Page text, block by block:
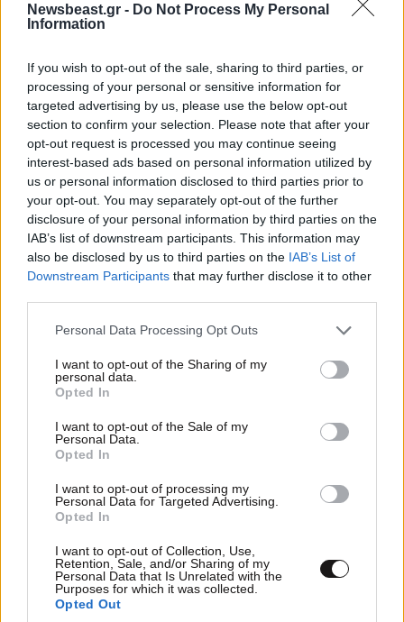
Newsbeast.gr - Do Not Process My Personal
Information
If you wish to opt-out of the sale, sharing to third parties, or
processing of your personal or sensitive information for
targeted advertising by us, please use the below opt-out
section to confirm your selection. Please note that after your
opt-out request is processed you may continue seeing
interest-based ads based on personal information utilized by
us or personal information disclosed to third parties prior to
your opt-out. You may separately opt-out of the further
disclosure of your personal information by third parties on the
IAB’s list of downstream participants. This information may
also be disclosed by us to third parties on the IAB’s List of
Downstream Participants that may further disclose it to other
Please note that this website/app uses one or more Google
not limited to your visit or usage behaviour. You may click to
grant or deny consent to Google and its third-party tags to
use your data for below specified purposes in below Google
consent section.
Personal Data Processing Opt Outs
I want to opt-out of the Sharing of my
personal data.
Opted In
I want to opt-out of the Sale of my
Personal Data.
Opted In
I want to opt-out of processing my
Personal Data for Targeted Advertising.
Opted In
I want to opt-out of Collection, Use,
Retention, Sale, and/or Sharing of my
Personal Data that Is Unrelated with the
Purposes for which it was collected.
Opted Out
ΠΡΟΣΘΕΣΤΕ ΤΟ ΣΧΟΛΙΟ ΣΑΣ
Διαβάστε και ακολουθήστε τους κανόνες σχολιασμού
ΠΡΟΣΘΗΚΗ
Ψωνάρα 20·11·2025 11:13
νομίζει ότι είναι και 10αρι... 5αρι άντε το πολύ 6αρι.